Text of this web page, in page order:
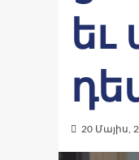
եւ
20 Մայիս,